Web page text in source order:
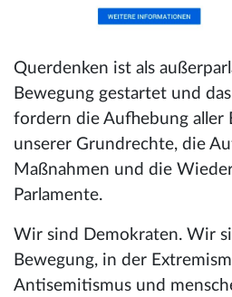
Querdenken ist als
Bewegung gestartet und
fordern die Aufhebung aller
unserer Grundrechte, die
Maßnahmen und die
Parlamente.
Wir sind Demokraten. Wir
Bewegung, in der
Antisemitismus und